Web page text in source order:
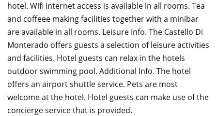
hotel. Wifi internet access is available in all rooms. Tea
and coffeee making facilities together with a minibar
are available in all rooms. Leisure Info. The Castello Di
Monterado offers guests a selection of leisure activities
and facilities. Hotel guests can relax in the hotels
outdoor swimming pool. Additional Info. The hotel
offers an airport shuttle service. Pets are most
welcome at the hotel. Hotel guests can make use of the
concierge service that is provided.